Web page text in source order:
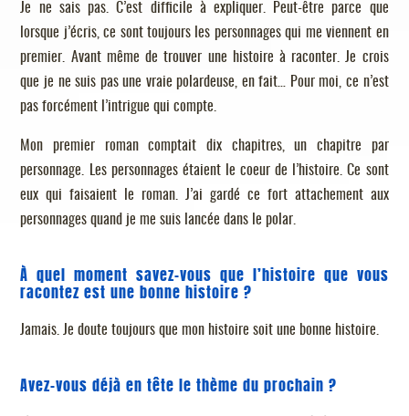
Je ne sais pas. C’est difficile à expliquer. Peut-être parce que
lorsque j’écris, ce sont toujours les personnages qui me viennent en
premier. Avant même de trouver une histoire à raconter. Je crois
que je ne suis pas une vraie polardeuse, en fait… Pour moi, ce n’est
pas forcément l’intrigue qui compte.
Mon premier roman comptait dix chapitres, un chapitre par
personnage. Les personnages étaient le coeur de l’histoire. Ce sont
eux qui faisaient le roman. J’ai gardé ce fort attachement aux
personnages quand je me suis lancée dans le polar.
À quel moment savez-vous que l’histoire que vous
racontez est une bonne histoire ?
Jamais. Je doute toujours que mon histoire soit une bonne histoire.
Avez-vous déjà en tête le thème du prochain ?